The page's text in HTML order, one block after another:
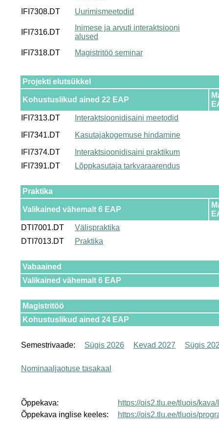
IFI7308.DT
Uurimismeetodid
IFI7316.DT
Inimese ja arvuti interaktsiooni
alused
IFI7318.DT
Magistritöö seminar
Projekti elutsükkel
Kohustuslikud ained 22 EAP
IFI7313.DT
Interaktsioonidisaini meetodid
IFI7341.DT Kasutajakogemuse hindamine
IFI7374.DT
Interaktsioonidisaini praktikum
IFI7391.DT
Lõppkasutaja tarkvaraarendus
Praktika
Valikained vähemalt 6 EAP
DTI7001.DT
Välispraktika
DTI7013.DT
Praktika
Vabaained
Valikained vähemalt 6 EAP
Magistritöö
Kohustuslikud ained 24 EAP
Semestrivaade: Sügis 2026 Kevad 2027 Sügis
Nominaaljaotuse tasakaal
Õppekava:
https://ois2.tlu.ee/tluois/
Õppekava inglise keeles:
https://ois2.tlu.ee/tluois/